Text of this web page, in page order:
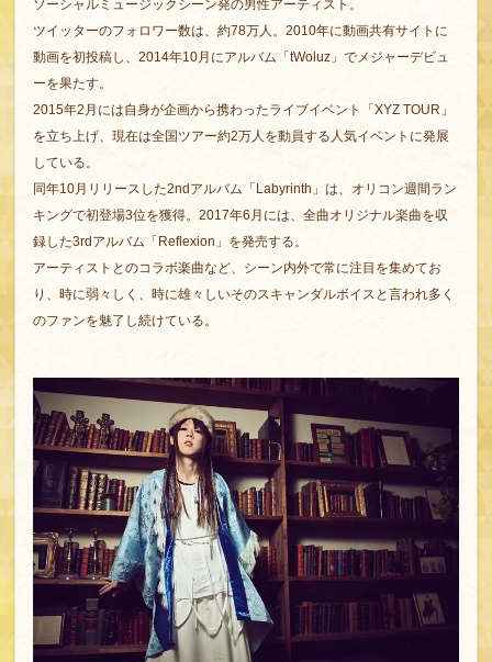
ソーシャルミュージックシーン発の男性アーティスト。
ツイッターのフォロワー数は、約78万人。2010年に動画共有サイトに
動画を初投稿し、2014年10月にアルバム「tWoluz」でメジャーデビュ
ーを果たす。
2015年2月には自身が企画から携わったライブイベント「XYZ TOUR」
を立ち上げ、現在は全国ツアー約2万人を動員する人気イベントに発展
している。
同年10月リリースした2ndアルバム「Labyrinth」は、オリコン週間ラン
キングで初登場3位を獲得。2017年6月には、全曲オリジナル楽曲を収
録した3rdアルバム「Reflexion」を発売する。
アーティストとのコラボ楽曲など、シーン内外で常に注目を集めてお
り、時に弱々しく、時に雄々しいそのスキャンダルボイスと言われ多く
のファンを魅了し続けている。